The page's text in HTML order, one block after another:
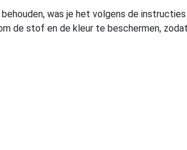
was je het volgens de
de stof en de kleur te beschermen,